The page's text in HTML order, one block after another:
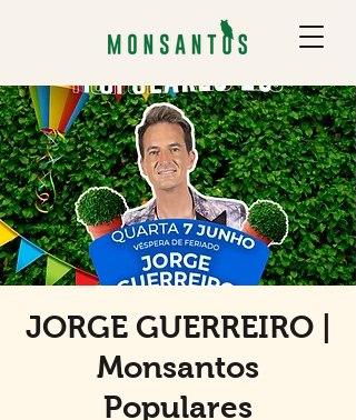
JORGE GUERREIRO |
Monsantos
Populares